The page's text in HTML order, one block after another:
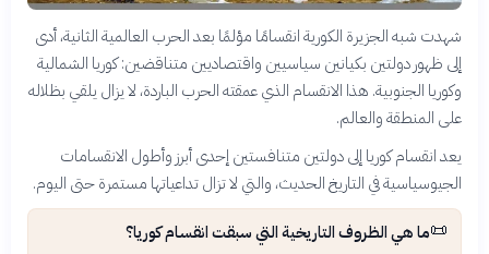
شهدت شبه الجزيرة الكورية انقسامًا مؤلمًا بعد الحرب العالمية الثانية، أدى
إلى ظهور دولتين بكيانين سياسيين واقتصاديين متناقضين: كوريا الشمالية
وكوريا الجنوبية. هذا الانقسام الذي عمقته الحرب الباردة، لا يزال يلقي بظلاله
على المنطقة والعالم.
يعد انقسام كوريا إلى دولتين متنافستين إحدى أبرز وأطول الانقسامات
الجيوسياسية في التاريخ الحديث، والتي لا تزال تداعياتها مستمرة حتى اليوم.
📜ما هي الظروف التاريخية التي سبقت انقسام كوريا؟